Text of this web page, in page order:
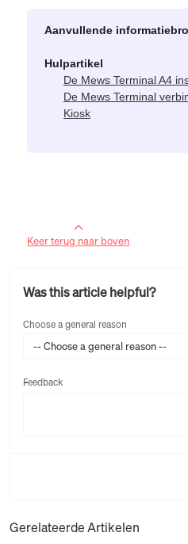
Aanvullende
Hulpartikel
De Mews Terminal A4
De Mews Terminal
Kiosk
Keer terug naar boven
Was this article helpful?
Choose a general reason
-- Choose a general reason --
Feedback
Gerelateerde Artikelen